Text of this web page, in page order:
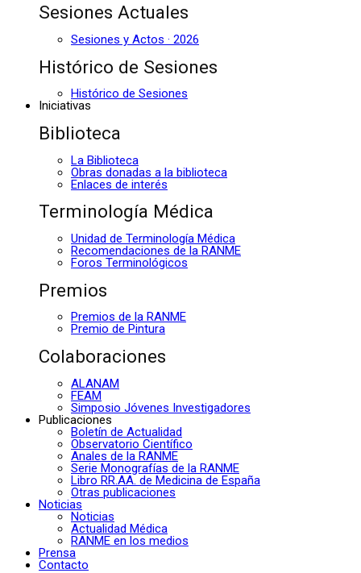
Sesiones Actuales
Sesiones y Actos · 2026
Histórico de Sesiones
Histórico de Sesiones
Iniciativas
Biblioteca
La Biblioteca
Obras donadas a la biblioteca
Enlaces de interés
Terminología Médica
Unidad de Terminología Médica
Recomendaciones de la RANME
Foros Terminológicos
Premios
Premios de la RANME
Premio de Pintura
Colaboraciones
ALANAM
FEAM
Simposio Jóvenes Investigadores
Publicaciones
Boletín de Actualidad
Observatorio Científico
Anales de la RANME
Serie Monografías de la RANME
Libro RR.AA. de Medicina de España
Otras publicaciones
Noticias
Noticias
Actualidad Médica
RANME en los medios
Prensa
Contacto